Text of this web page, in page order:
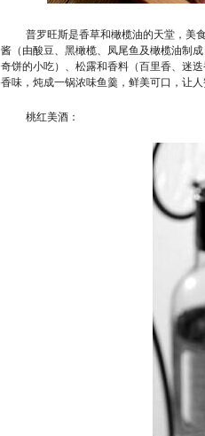
普罗旺斯是香草和橄榄油的天堂，美
酱（由酸豆、黑橄榄、凤尾鱼及橄榄油制
奇饼的小吃）、松露和香料（百里香、迷
香味，炖成一锅浓味鱼羹，鲜美可口，让
桃红美酒：